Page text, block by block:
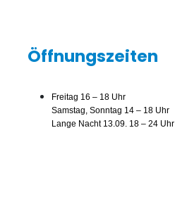
Öffnungszeiten
Freitag 16 – 18 Uhr
Samstag, Sonntag 14 – 18 Uhr
Lange Nacht 13.09. 18 – 24 Uhr